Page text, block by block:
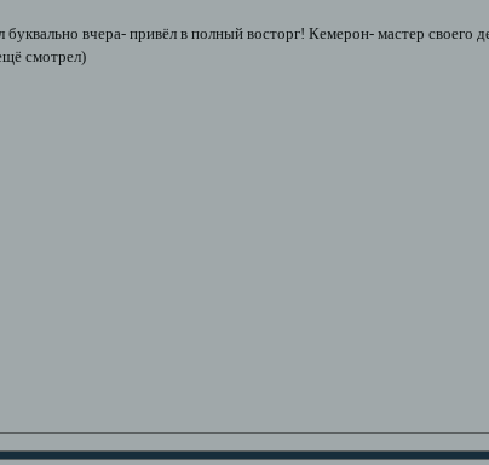
буквально вчера- привёл в полный восторг! Кемерон- мастер своего
смотрел)